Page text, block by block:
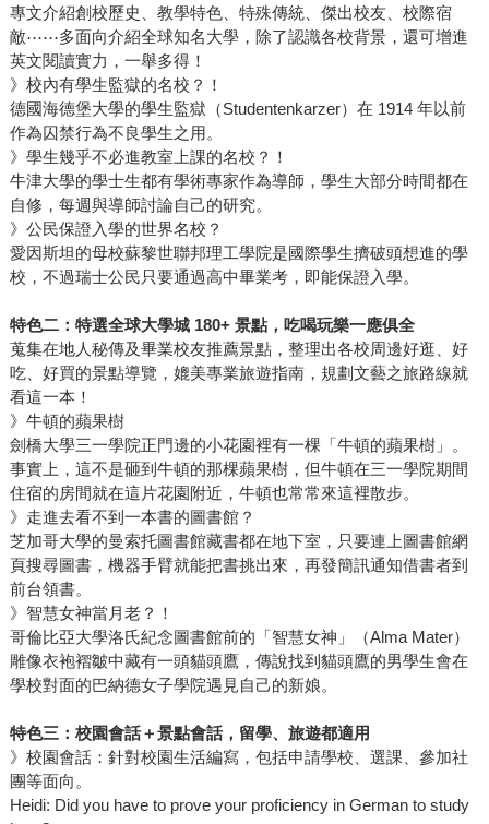
專文介紹創校歷史、教學特色、特殊傳統、傑出校友、校際宿
敵⋯⋯多面向介紹全球知名大學，除了認識各校背景，還可增進
英文閱讀實力，一舉多得！
》校內有學生監獄的名校？！
德國海德堡大學的學生監獄（Studentenkarzer）在 1914 年以前
作為囚禁行為不良學生之用。
》學生幾乎不必進教室上課的名校？！
牛津大學的學士生都有學術專家作為導師，學生大部分時間都在
自修，每週與導師討論自己的研究。
》公民保證入學的世界名校？
愛因斯坦的母校蘇黎世聯邦理工學院是國際學生擠破頭想進的學
校，不過瑞士公民只要通過高中畢業考，即能保證入學。
特色二：特選全球大學城 180+ 景點，吃喝玩樂一應俱全
蒐集在地人秘傳及畢業校友推薦景點，整理出各校周邊好逛、好
吃、好買的景點導覽，媲美專業旅遊指南，規劃文藝之旅路線就
看這一本！
》牛頓的蘋果樹
劍橋大學三一學院正門邊的小花園裡有一棵「牛頓的蘋果樹」。
事實上，這不是砸到牛頓的那棵蘋果樹，但牛頓在三一學院期間
住宿的房間就在這片花園附近，牛頓也常常來這裡散步。
》走進去看不到一本書的圖書館？
芝加哥大學的曼索托圖書館藏書都在地下室，只要連上圖書館網
頁搜尋圖書，機器手臂就能把書挑出來，再發簡訊通知借書者到
前台領書。
》智慧女神當月老？！
哥倫比亞大學洛氏紀念圖書館前的「智慧女神」（Alma Mater）
雕像衣袍褶皺中藏有一頭貓頭鷹，傳說找到貓頭鷹的男學生會在
學校對面的巴納德女子學院遇見自己的新娘。
特色三：校園會話＋景點會話，留學、旅遊都適用
》校園會話：針對校園生活編寫，包括申請學校、選課、參加社
團等面向。
Heidi: Did you have to prove your proficiency in German to study